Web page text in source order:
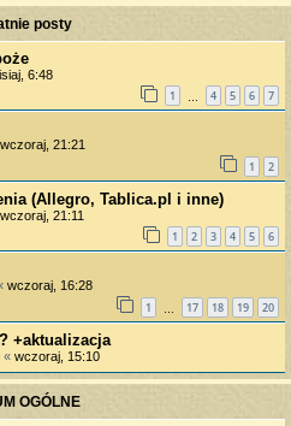
a
j
posty
6:48
1 4 5 6 7
wczoraj, 21:21
1 2
(Allegro, Tablica.pl i inne)
wczoraj, 21:11
1 2 3 4 5 6
wczoraj, 16:28
1 17 18 19 20
+aktualizacja
« wczoraj, 15:10
OGÓLNE